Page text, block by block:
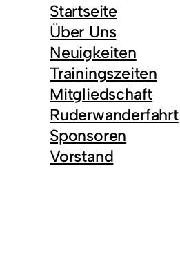
Startseite
Über Uns
Neuigkeiten
Trainingszeiten
Mitgliedschaft
Ruderwanderfahrt
Sponsoren
Vorstand